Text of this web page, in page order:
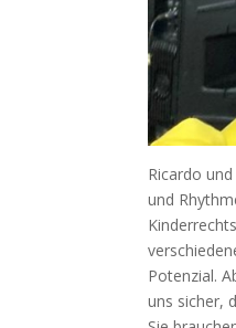
Ricardo
und
Potenzial.
uns sicher,